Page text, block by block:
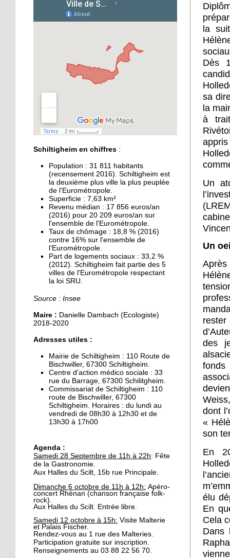
30 septembre 2019
Grand déstockage chez
30 septembre 2019
Hélène Hollederer, de
LREM, en campagne
30 septembre 2019
Accident à Schiltigheim :
une cycliste tuée
27 septembre 2019
Handball : Schiltigheim
affronte Sélestat pour la
suprématie régionale
27 septembre 2019
Pas de protection
fonctionnelle pour
l’ancien maire Kutner
27 septembre 2019
conquête de l'Espace
européen de l'entreprise
journalistes reviennent
sur les lieux de l'incendie
26 septembre 2019
Municipales 2020:
Christian Ball investi par
Les Républicains
La gastronomie s'invite
aux Halles
24 septembre 2019
Journées de
Kundoo ouvre le bal
24 septembre 2019
Schiltigheim en chiffres :
Population : 31 811 habitants
(recensement 2016). Schiltigheim est
la deuxième plus ville la plus peuplée
de l'Eurométropole.
Superficie : 7,63 km²
Revenu médian : 17 856 euros/an
(2016) pour 20 209 euros/an sur
l'ensemble de l'Eurométropole.
Taux de chômage : 18,8 % (2016)
contre 16% sur l'ensemble de
l'Eurométropole.
Part de logements sociaux : 33,2 %
(2012). Schiltigheim fait partie des 5
villes de l'Eurométropole respectant
la loi SRU.
Source : Insee
Maire : Danielle Dambach (Ecologiste)
2018-2020
Adresses utiles :
Mairie de Schiltigheim : 110 Route de
Bischwiller, 67300 Schiltigheim.
Centre d'action médico sociale : 33
rue du Barrage, 67300 Schilitgheim.
Commissariat de Schiltigheim : 110
route de Bischwiller, 67300
Schiltigheim. Horaires : du lundi au
vendredi de 08h30 à 12h30 et de
13h30 à 17h00
Agenda :
Samedi 28 Septembre de 11h à 22h: Fête
de la Gastronomie.
Aux Halles du Scilt, 15b rue Principale.
Dimanche 6 octobre de 11h à 12h: Apéro-
concert Rhénan (chanson française folk-
rock).
Aux Halles du Scilt. Entrée libre.
Samedi 12 octobre à 15h: Visite Malterie
et Palais Fischer.
Rendez-vous au 1 rue des Malteries.
Participation gratuite sur inscription.
Renseignements au 03 88 22 56 70.
la
Dès
sa
la
à
Un
Un
des
fonds
dont
«
son
En
élu
En
Cela
Dans